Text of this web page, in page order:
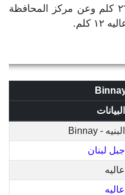
البحر ٧٣٤ م . تبعد عن بيروت ٢٦ كلم وعن مركز المحافظة
البيانات
البنيه - Binnay
جبل لبنان
عاليه
عاليه